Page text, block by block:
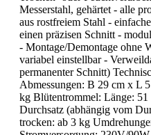
Messerstahl, gehärtet - alle
aus rostfreiem Stahl -
einen präzisen Schnitt -
- Montage/Demontage ohne
variabel einstellbar -
permanenter Schnitt)
Abmessungen: B 29 cm x L
kg Blütentrommel: Länge:
Durchsatz (abhängig vom
trocken: ab 3 kg